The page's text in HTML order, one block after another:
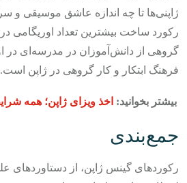
ژاپنی‌ها تا چه اندازه عاشق موسیقی و
رکورد ساخت بیشترین تعداد اوریگامی
گروهی از دانش‌آموزان در مدرسه‌ای در
فرهنگ ابتکار و کار گروهی در ژاپن است.
بیشتر بخوانید:اخذ ویزای ژاپن؛ همه شرایط و
جمع‌بندی
رکوردهای گینس ژاپن، از دستاوردهای